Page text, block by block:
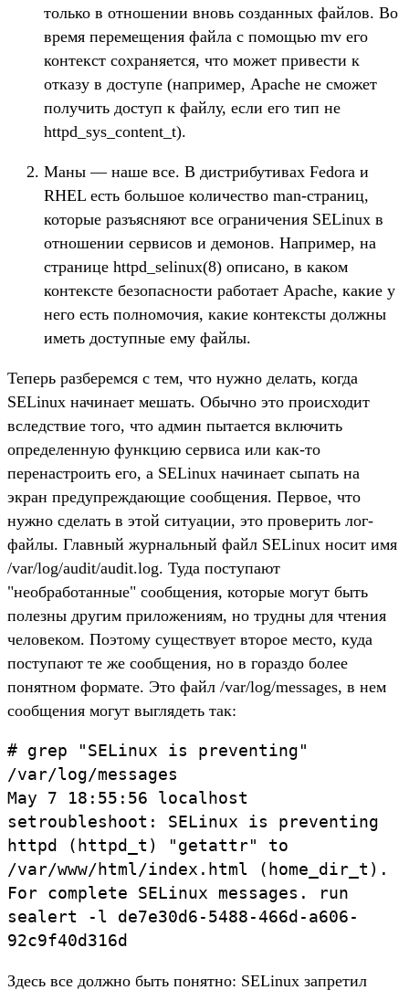
только в отношении вновь созданных файлов. Во
время перемещения файла с помощью mv его
контекст сохраняется, что может привести к
отказу в доступе (например, Apache не сможет
получить доступ к файлу, если его тип не
httpd_sys_content_t).
Маны — наше все. В дистрибутивах Fedora и
RHEL есть большое количество man-страниц,
которые разъясняют все ограничения SELinux в
отношении сервисов и демонов. Например, на
странице httpd_selinux(8) описано, в каком
контексте безопасности работает Apache, какие у
него есть полномочия, какие контексты должны
иметь доступные ему файлы.
Теперь разберемся с тем, что нужно делать, когда
SELinux начинает мешать. Обычно это происходит
вследствие того, что админ пытается включить
определенную функцию сервиса или как-то
перенастроить его, а SELinux начинает сыпать на
экран предупреждающие сообщения. Первое, что
нужно сделать в этой ситуации, это проверить лог-
файлы. Главный журнальный файл SELinux носит имя
/var/log/audit/audit.log. Туда поступают
"необработанные" сообщения, которые могут быть
полезны другим приложениям, но трудны для чтения
человеком. Поэтому существует второе место, куда
поступают те же сообщения, но в гораздо более
понятном формате. Это файл /var/log/messages, в нем
сообщения могут выглядеть так:
# grep "SELinux is preventing"
/var/log/messages
May 7 18:55:56 localhost
setroubleshoot: SELinux is preventing
httpd (httpd_t) "getattr" to
/var/www/html/index.html (home_dir_t).
For complete SELinux messages. run
sealert -l de7e30d6-5488-466d-a606-
92c9f40d316d
Здесь все должно быть понятно: SELinux запретил